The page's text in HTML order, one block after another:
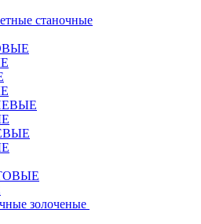
станочные
золоченые